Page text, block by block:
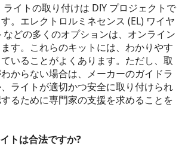
イトの取り付けは DIY プロジェクトで
。エレクトロルミネセンス (EL) ワイヤ
どの多くのオプションは、オンライン
す。これらのキットには、わかりやす
いることがよくあります。ただし、取
からない場合は、メーカーのガイドラ
ライトが適切かつ安全に取り付けられ
るために専門家の支援を求めることを
トは合法ですか?